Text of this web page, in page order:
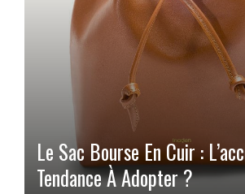
Le Sac Bourse En Cuir :
Tendance À Adopter ?